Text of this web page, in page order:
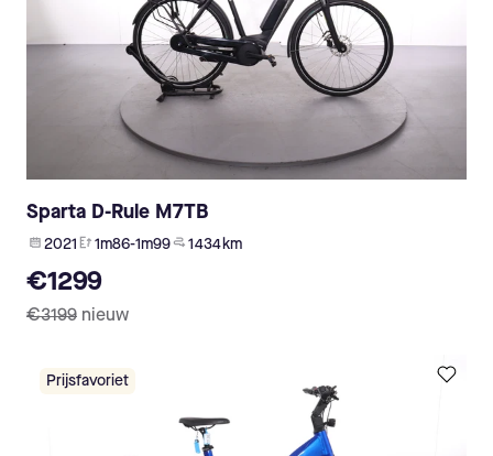
Sparta D-Rule M7TB
2021 1m86-1m99 1 434 km
€1299
€3199 nieuw
Prijsfavoriet